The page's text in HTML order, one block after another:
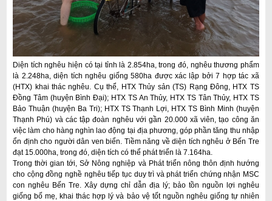
Diện tích nghêu hiện có tại tỉnh là 2.854ha, trong đó, nghêu thương phẩm
là 2.248ha, diện tích nghêu giống 580ha được xác lập bởi 7 hợp tác xã
(HTX) khai thác nghêu. Cụ thể, HTX Thủy sản (TS) Rạng Đông, HTX TS
Đồng Tâm (huyện Bình Đại); HTX TS An Thủy, HTX TS Tân Thủy, HTX TS
Bảo Thuận (huyện Ba Tri); HTX TS Thạnh Lợi, HTX TS Bình Minh (huyện
Thạnh Phú) và các tập đoàn nghêu với gần 20.000 xã viên, tạo công ăn
việc làm cho hàng nghìn lao động tại địa phương, góp phần tăng thu nhập
ổn định cho người dân ven biển. Tiềm năng về diện tích nghêu ở Bến Tre
đạt 15.000ha, trong đó, diện tích có thể phát triển là 7.164ha.
Trong thời gian tới, Sở Nông nghiệp và Phát triển nông thôn định hướng
cho cộng đồng nghề nghêu tiếp tục duy trì và phát triển chứng nhận MSC
con nghêu Bến Tre. Xây dựng chỉ dẫn địa lý; bảo tồn nguồn lợi nghêu
giống bố mẹ, khai thác hợp lý và bảo vệ tốt nguồn nghêu giống tự nhiên